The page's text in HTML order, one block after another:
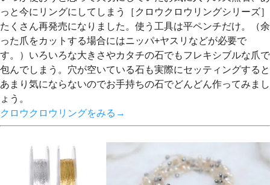
っと今にリングにしてしまう［クロウクロウリングシリーズ］
たくさん再発売になりました。使う工具は平ペンチだけ。（余
った爪をカットする場合にはニッパ+ヤスリなどが必要で
す。）いろいろな大きさやカタチの石でもフレキシブルな爪で
包んでしまう。穴が空いている石も実際にセッティングすると
あまり気にならないのでお手持ちの石でどんどん作ってみまし
ょう。
クロウクロウリングをみる→